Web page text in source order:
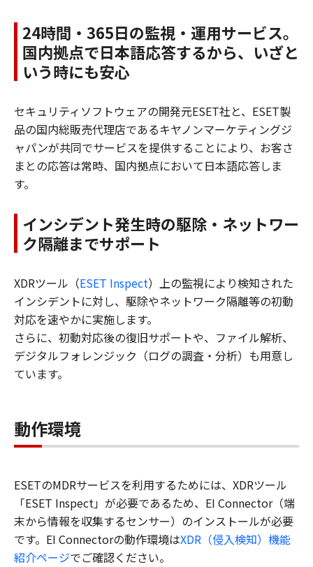
24時間・365日の監視・運用サービス。
国内拠点で日本語応答するから、いざと
いう時にも安心
セキュリティソフトウェアの開発元ESET社と、ESET製
品の国内総販売代理店であるキヤノンマーケティングジ
ャパンが共同でサービスを提供することにより、お客さ
まとの応答は常時、国内拠点において日本語応答しま
す。
インシデント発生時の駆除・ネットワー
ク隔離までサポート
XDRツール（ESET Inspect）上の監視により検知された
インシデントに対し、駆除やネットワーク隔離等の初動
対応を速やかに実施します。
さらに、初動対応後の復旧サポートや、ファイル解析、
デジタルフォレンジック（ログの調査・分析）も用意し
ています。
動作環境
ESETのMDRサービスを利用するためには、XDRツール
「ESET Inspect」が必要であるため、EI Connector（端
末から情報を収集するセンサー）のインストールが必要
です。EI Connectorの動作環境はXDR（侵入検知）機能
紹介ページでご確認ください。